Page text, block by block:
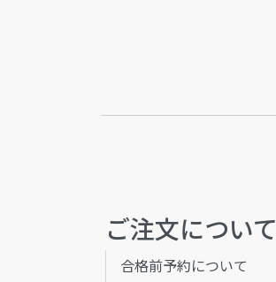
ご注文について
合格前予約について